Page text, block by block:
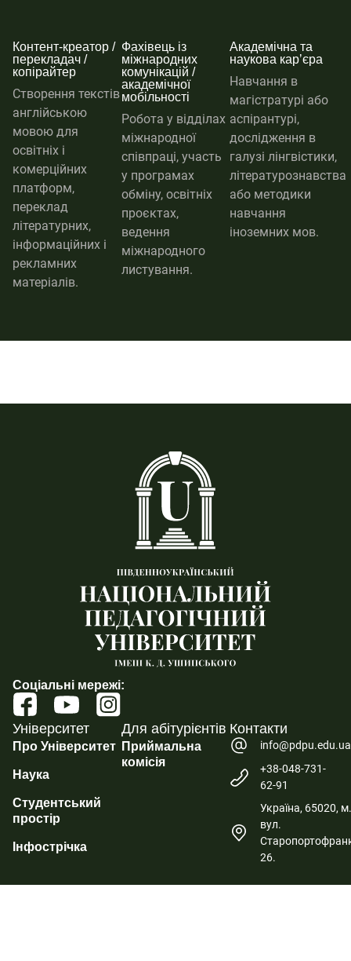
Контент-креатор /
перекладач /
копірайтер
Створення текстів
англійською
мовою для
освітніх і
комерційних
платформ,
переклад
літературних,
інформаційних і
рекламних
матеріалів.
Фахівець із
міжнародних
комунікацій /
академічної
мобільності
Робота у відділах
міжнародної
співпраці, участь
у програмах
обміну, освітніх
проєктах,
ведення
міжнародного
листування.
Академічна та
наукова карʼєра
Навчання в
магістратурі або
аспірантурі,
дослідження в
галузі лінгвістики,
літературознавства
або методики
навчання
іноземних мов.
Соціальні мережі:
Університет
Про Університет
Наука
Студентський
простір
Інфострічка
Для абітурієнтів
Приймальна
комісія
Контакти
info@pdpu.edu.ua
+38-048-731-
62-91
Україна, 65020,
вул.
26.